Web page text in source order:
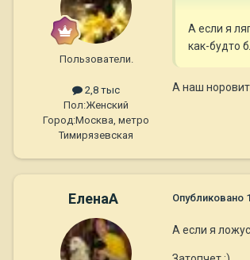
Пользователи.
2,8 тыс
Пол:Женский
Город:Москва, метро
Тимирязевская
А если я
как-будто
А наш норовит
ЕленаА Опубликовано
А если я